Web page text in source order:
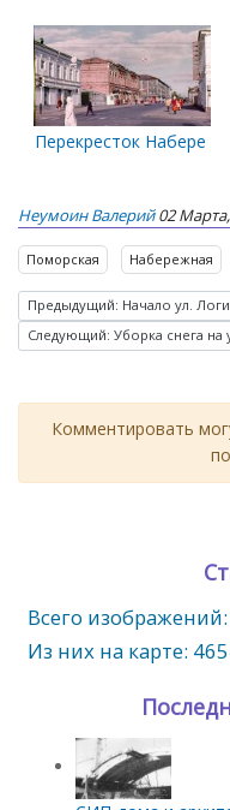
Перекресток
Неумоин Валерий 02
Поморская Набережная
Предыдущий: Начало ул.
Следующий: Уборка снега на
Комментировать
Всего
Из них на карте: